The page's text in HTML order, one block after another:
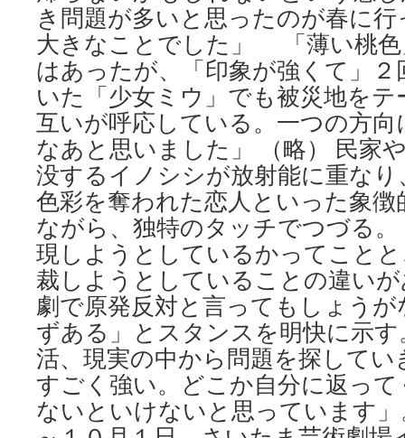
き問題が多いと思ったのが春に
大きなことでした」 「薄い桃色
はあったが、「印象が強くて」
いた「少女ミウ」でも被災地を
互いが呼応している。一つの方
なあと思いました」 （略） 民家
没するイノシシが放射能に重な
色彩を奪われた恋人といった象
ながら、独特のタッチでつづる
現しようとしているかってこと
裁しようとしていることの違い
劇で原発反対と言ってもしょう
ずある」とスタンスを明快に示
活、現実の中から問題を探して
すごく強い。どこか自分に返っ
ないといけないと思っています